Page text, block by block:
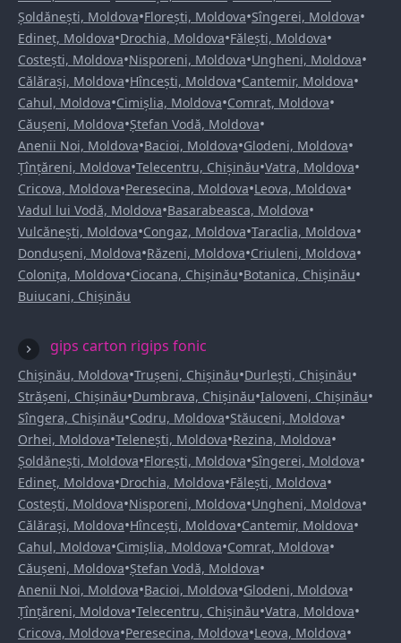
Șoldănești, Moldova•Florești, Moldova•Sîngerei, Moldova•
Edineț, Moldova•Drochia, Moldova•Fălești, Moldova•
Costești, Moldova•Nisporeni, Moldova•Ungheni, Moldova•
Călărași, Moldova•Hîncești, Moldova•Cantemir, Moldova•
Cahul, Moldova•Cimișlia, Moldova•Comrat, Moldova•
Căușeni, Moldova•Ștefan Vodă, Moldova•
Anenii Noi, Moldova•Bacioi, Moldova•Glodeni, Moldova•
Țînțăreni, Moldova•Telecentru, Chișinău•Vatra, Moldova•
Cricova, Moldova•Peresecina, Moldova•Leova, Moldova•
Vadul lui Vodă, Moldova•Basarabeasca, Moldova•
Vulcănești, Moldova•Congaz, Moldova•Taraclia, Moldova•
Dondușeni, Moldova•Răzeni, Moldova•Criuleni, Moldova•
Colonița, Moldova•Ciocana, Chișinău•Botanica, Chișinău•
Buiucani, Chișinău
gips carton rigips fonic
Chișinău, Moldova•Trușeni, Chișinău•Durlești, Chișinău•
Strășeni, Chișinău•Dumbrava, Chișinău•Ialoveni, Chișinău•
Sîngera, Chișinău•Codru, Moldova•Stăuceni, Moldova•
Orhei, Moldova•Telenești, Moldova•Rezina, Moldova•
Șoldănești, Moldova•Florești, Moldova•Sîngerei, Moldova•
Edineț, Moldova•Drochia, Moldova•Fălești, Moldova•
Costești, Moldova•Nisporeni, Moldova•Ungheni, Moldova•
Călărași, Moldova•Hîncești, Moldova•Cantemir, Moldova•
Cahul, Moldova•Cimișlia, Moldova•Comrat, Moldova•
Căușeni, Moldova•Ștefan Vodă, Moldova•
Anenii Noi, Moldova•Bacioi, Moldova•Glodeni, Moldova•
Țînțăreni, Moldova•Telecentru, Chișinău•Vatra, Moldova•
Cricova, Moldova•Peresecina, Moldova•Leova, Moldova•